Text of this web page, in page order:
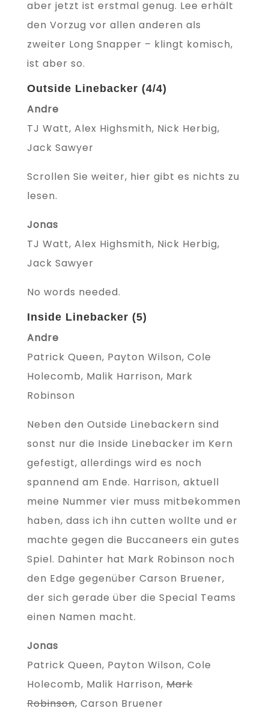
aber jetzt ist erstmal genug. Lee erhält
den Vorzug vor allen anderen als
zweiter Long Snapper – klingt komisch,
ist aber so.
Outside Linebacker (4/4)
Andre
TJ Watt, Alex Highsmith, Nick Herbig,
Jack Sawyer
Scrollen Sie weiter, hier gibt es nichts zu
lesen.
Jonas
TJ Watt, Alex Highsmith, Nick Herbig,
Jack Sawyer
No words needed.
Inside Linebacker (5)
Andre
Patrick Queen, Payton Wilson, Cole
Holecomb, Malik Harrison, Mark
Robinson
Neben den Outside Linebackern sind
sonst nur die Inside Linebacker im Kern
gefestigt, allerdings wird es noch
spannend am Ende. Harrison, aktuell
meine Nummer vier muss mitbekommen
haben, dass ich ihn cutten wollte und er
machte gegen die Buccaneers ein gutes
Spiel. Dahinter hat Mark Robinson noch
den Edge gegenüber Carson Bruener,
der sich gerade über die Special Teams
einen Namen macht.
Jonas
Patrick Queen, Payton Wilson, Cole
Holecomb, Malik Harrison,Mark
Robinson, Carson Bruener